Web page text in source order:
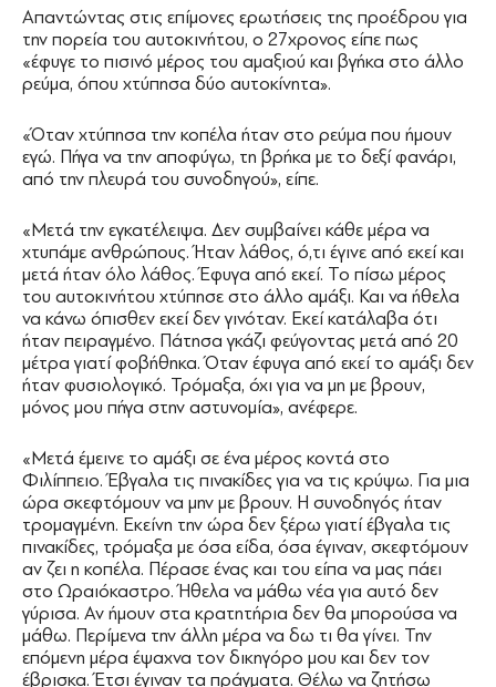
Απαντώντας στις επίμονες ερωτήσεις της προέδρου για
την πορεία του αυτοκινήτου, ο 27χρονος είπε πως
«έφυγε το πισινό μέρος του αμαξιού και βγήκα στο άλλο
ρεύμα, όπου χτύπησα δύο αυτοκίνητα».
«Όταν χτύπησα την κοπέλα ήταν στο ρεύμα που ήμουν
εγώ. Πήγα να την αποφύγω, τη βρήκα με το δεξί φανάρι,
από την πλευρά του συνοδηγού», είπε.
«Μετά την εγκατέλειψα. Δεν συμβαίνει κάθε μέρα να
χτυπάμε ανθρώπους. Ήταν λάθος, ό,τι έγινε από εκεί και
μετά ήταν όλο λάθος. Έφυγα από εκεί. Το πίσω μέρος
του αυτοκινήτου χτύπησε στο άλλο αμάξι. Και να ήθελα
να κάνω όπισθεν εκεί δεν γινόταν. Εκεί κατάλαβα ότι
ήταν πειραγμένο. Πάτησα γκάζι φεύγοντας μετά από 20
μέτρα γιατί φοβήθηκα. Όταν έφυγα από εκεί το αμάξι δεν
ήταν φυσιολογικό. Τρόμαξα, όχι για να μη με βρουν,
μόνος μου πήγα στην αστυνομία», ανέφερε.
«Μετά έμεινε το αμάξι σε ένα μέρος κοντά στο
Φιλίππειο. Έβγαλα τις πινακίδες για να τις κρύψω. Για μια
ώρα σκεφτόμουν να μην με βρουν. Η συνοδηγός ήταν
τρομαγμένη. Εκείνη την ώρα δεν ξέρω γιατί έβγαλα τις
πινακίδες, τρόμαξα με όσα είδα, όσα έγιναν, σκεφτόμουν
αν ζει η κοπέλα. Πέρασε ένας και του είπα να μας πάει
στο Ωραιόκαστρο. Ήθελα να μάθω νέα για αυτό δεν
γύρισα. Αν ήμουν στα κρατητήρια δεν θα μπορούσα να
μάθω. Περίμενα την άλλη μέρα να δω τι θα γίνει. Την
επόμενη μέρα έψαχνα τον δικηγόρο μου και δεν τον
έβρισκα. Έτσι έγιναν τα πράγματα. Θέλω να ζητήσω